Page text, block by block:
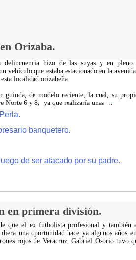
Orizaba.
delincuencia hizo de las suyas y en
vehículo que estaba estacionado en la
localidad orizabeña.
guinda, de modelo reciente, la cual, su
Norte 6 y 8, ya que realizaría unas
banquetero.
de ser atacado por su padre.
en primera división.
que el ex futbolista profesional y también
una oportunidad hace ya algunos años
rojos de Veracruz, Gabriel Osorio tuvo